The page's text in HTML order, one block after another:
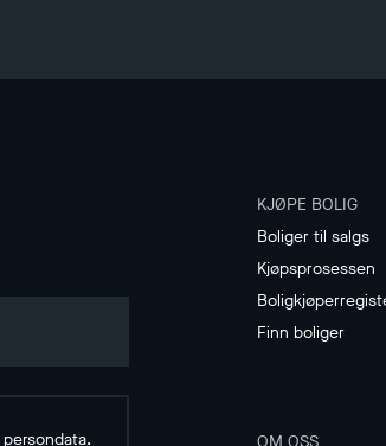
persondata.
KJØPE BOLIG
Boliger til salgs
Kjøpsprosessen
Finn boliger